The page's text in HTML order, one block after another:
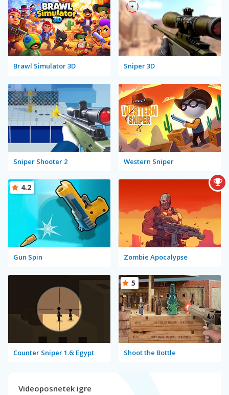
Brawl Simulator 3D Sniper 3D
Sniper Shooter 2 Western Sniper
Gun Spin
4.2
Zombie Apocalypse
Counter Sniper 1.6: Egypt Shoot the Bottle
5
Videoposnetek igre